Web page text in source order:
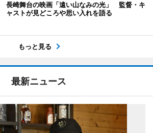
長崎舞台の映画「遠い山なみの光」 監督・キ
ャストが見どころや思い入れを語る
もっと見る
最新ニュース